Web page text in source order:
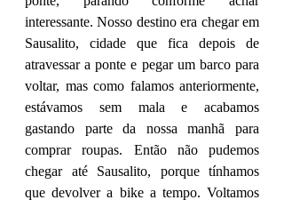
interessante. Nosso destino era chegar em
Sausalito, cidade que fica depois de
atravessar a ponte e pegar um barco para
voltar, mas como falamos anteriormente,
estávamos sem mala e acabamos
gastando parte da nossa manhã para
comprar roupas. Então não pudemos
chegar até Sausalito, porque tínhamos
que devolver a bike a tempo. Voltamos